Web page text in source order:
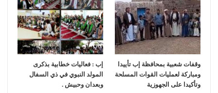
وقفات شعبية بمحافظة إب تأييدا
ومباركة لعمليات القوات المسلحة
وتأكيدا على الجهوزية
إب : فعاليات خطابية بذكرى
المولد النبوي في ذي السفال
وبعدان وحبيش .